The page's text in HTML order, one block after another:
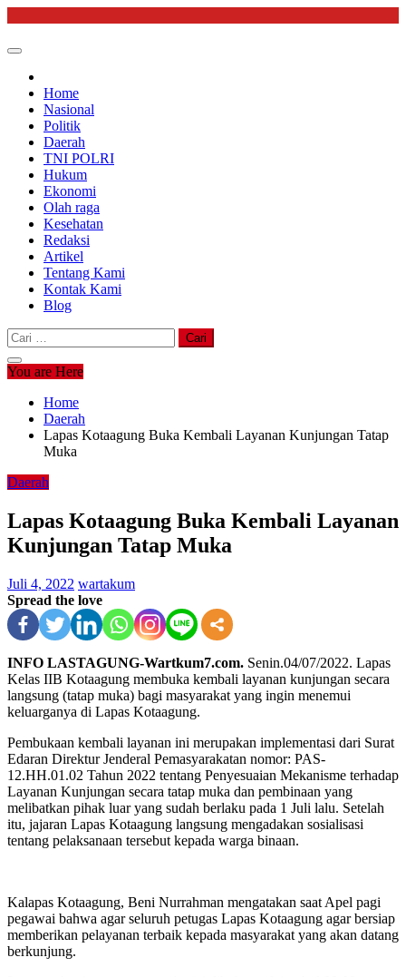
content
Home
Nasional
Politik
Daerah
TNI POLRI
Hukum
Ekonomi
Olah raga
Kesehatan
Redaksi
Artikel
Tentang Kami
Kontak Kami
Blog
Cari
untuk:
You are Here
Home
Daerah
Lapas Kotaagung Buka Kembali Layanan Kunjungan Tatap
Muka
Daerah
Lapas Kotaagung Buka Kembali Layanan
Kunjungan Tatap Muka
Juli 4, 2022 wartakum
Spread the love
INFO LASTAGUNG-Wartkum7.com. Senin.04/07/2022. Lapas
Kelas IIB Kotaagung membuka kembali layanan kunjungan secara
langsung (tatap muka) bagi masyarakat yang ingin menemui
keluarganya di Lapas Kotaagung.
Pembukaan kembali layanan ini merupakan implementasi dari Surat
Edaran Direktur Jenderal Pemasyarakatan nomor: PAS-
12.HH.01.02 Tahun 2022 tentang Penyesuaian Mekanisme terhadap
Layanan Kunjungan secara tatap muka dan pembinaan yang
melibatkan pihak luar yang sudah berlaku pada 1 Juli lalu. Setelah
itu, jajaran Lapas Kotaagung langsung mengadakan sosialisasi
tentang pelaksanaan tersebut kepada warga binaan.
Kalapas Kotaagung, Beni Nurrahman mengatakan saat Apel pagi
pegawai bahwa agar seluruh petugas Lapas Kotaagung agar bersiap
memberikan pelayanan terbaik kepada masyarakat yang akan datang
berkunjung.